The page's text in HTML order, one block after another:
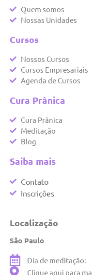
Quem somos
Nossas Unidades
Cursos
Nossos Cursos
Cursos Empresariais
Agenda de Cursos
Cura Prânica
Cura Prânica
Meditação
Blog
Saiba mais
Contato
Inscrições
Localização
São Paulo
Dia de meditação:
Clique aqui para